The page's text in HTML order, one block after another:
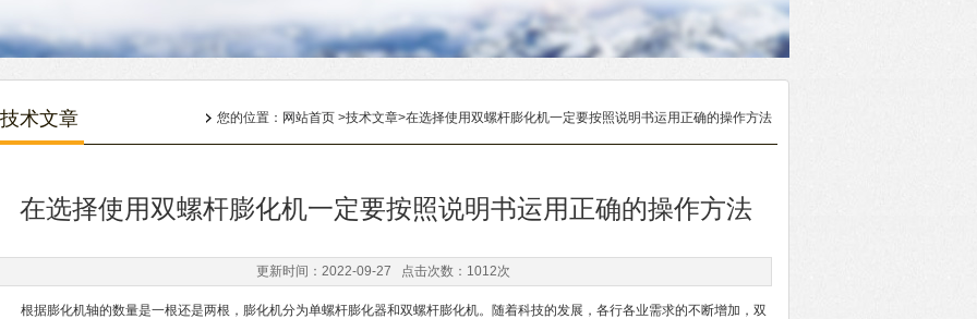
技术文章 您的位置： 网站首页 >技术文章>在选择使用双螺杆膨化机一定要按照说明书运用正确的操作方法
在选择使用双螺杆膨化机一定要按照说明书运用正确的操作方法
更新时间：2022-09-27 点击次数：1012次
据膨化机轴的数量是一根还是两根，膨化机分为单螺杆膨化器和双螺杆膨化机。随着科技的发展，各行各业需求的不断增加，双